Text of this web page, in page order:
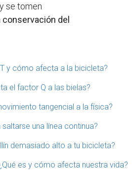
se tomen
conservación del
y cómo afecta a la bicicleta?
el factor Q a las bielas?
tangencial a la física?
una línea continua?
demasiado alto a tu bicicleta?
es y cómo afecta nuestra vida?